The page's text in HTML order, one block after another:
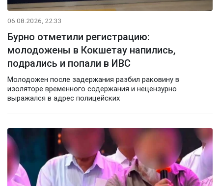
06.08.2026, 22:33
Бурно отметили регистрацию:
молодожены в Кокшетау напились,
подрались и попали в ИВС
Молодожен после задержания разбил раковину в
изоляторе временного содержания и нецензурно
выражался в адрес полицейских